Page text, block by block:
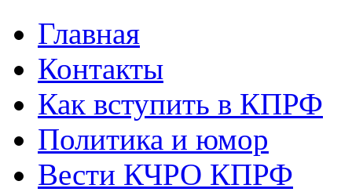
Главная
Контакты
Как вступить в КПРФ
Политика и юмор
Вести КЧРО КПРФ